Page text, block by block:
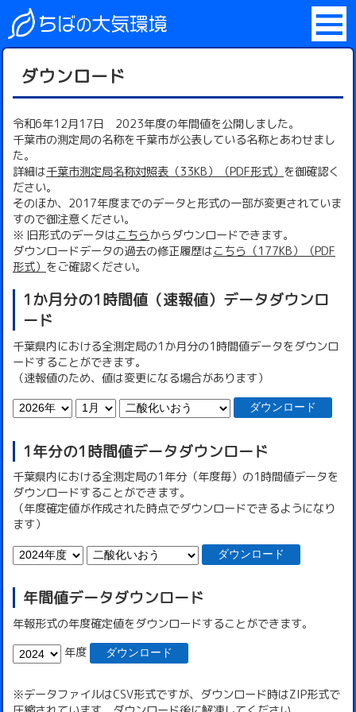
ダウンロード
令和6年12月17日 2023年度の年間値を公開しました。
千葉市の測定局の名称を千葉市が公表している名称とあわせまし
た。
詳細は千葉市測定局名称対照表（33KB）（PDF形式） を御確認く
ださい。
そのほか、2017年度までのデータと形式の一部が変更されていま
すので御注意ください。
※ 旧形式のデータはこちらからダウンロードできます。
ダウンロードデータの過去の修正履歴はこちら（177KB）（PDF
形式） をご確認ください。
1か月分の1時間値（速報値）データダウンロ
ード
千葉県内における全測定局の1か月分の1時間値データをダウンロ
ードすることができます。
（速報値のため、値は変更になる場合があります）
ダウンロード
1年分の1時間値データダウンロード
千葉県内における全測定局の1年分（年度毎）の1時間値データを
ダウンロードすることができます。
（年度確定値が作成された時点でダウンロードできるようになり
ます）
ダウンロード
年間値データダウンロード
年報形式の年度確定値をダウンロードすることができます。
年度
ダウンロード
※データファイルはCSV形式ですが、ダウンロード時はZIP形式で